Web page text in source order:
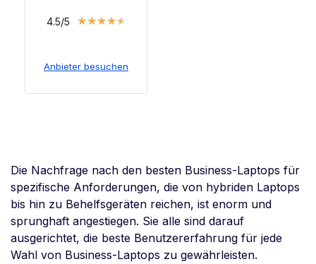
4.5/5 ★★★★★
Anbieter besuchen
Die Nachfrage nach den besten Business-Laptops für
spezifische Anforderungen, die von hybriden Laptops
bis hin zu Behelfsgeräten reichen, ist enorm und
sprunghaft angestiegen. Sie alle sind darauf
ausgerichtet, die beste Benutzererfahrung für jede
Wahl von Business-Laptops zu gewährleisten.